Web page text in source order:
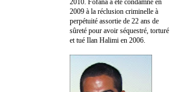
2009 à la réclusion criminelle à
perpétuité assortie de 22 ans de
sûreté pour avoir séquestré, torturé
et tué Ilan Halimi en 2006.